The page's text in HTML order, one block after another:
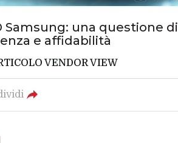
Samsung: una questione di
e affidabilità
VENDOR VIEW